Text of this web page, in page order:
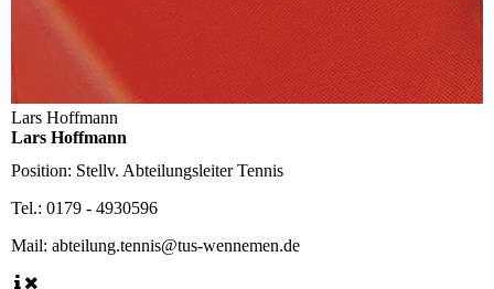
Lars Hoffmann
Lars Hoffmann
Position: Stellv. Abteilungsleiter Tennis
Tel.: 0179 - 4930596
Mail: abteilung.tennis@tus-wennemen.de